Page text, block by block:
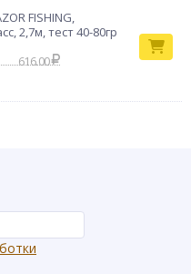
FISHING,
2,7м, тест 40-80гр
616.00